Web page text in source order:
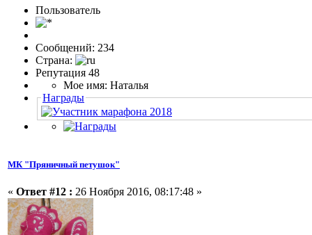
Пользовaтeль
Сообщений: 234
Страна:
Репутация 48
Мое имя: Наталья
Награды
МК "Пряничный петушок"
« Ответ #12 : 26 Ноября 2016, 08:17:48 »